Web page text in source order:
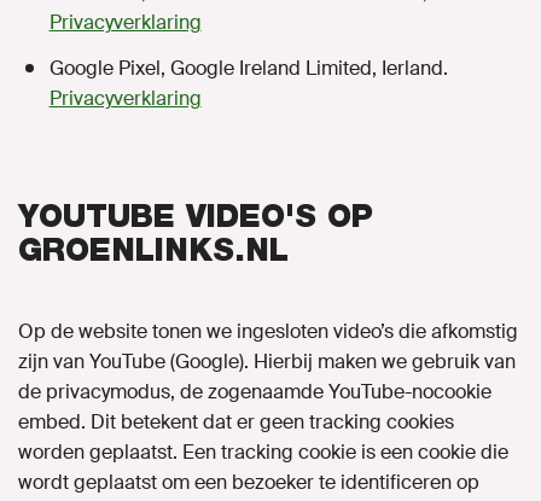
Privacyverklaring
Google Pixel, Google Ireland Limited, Ierland.
Privacyverklaring
YOUTUBE VIDEO'S OP
GROENLINKS.NL
Op de website tonen we ingesloten video’s die afkomstig
zijn van YouTube (Google). Hierbij maken we gebruik van
de privacymodus, de zogenaamde YouTube-nocookie
embed. Dit betekent dat er geen tracking cookies
worden geplaatst. Een tracking cookie is een cookie die
wordt geplaatst om een bezoeker te identificeren op